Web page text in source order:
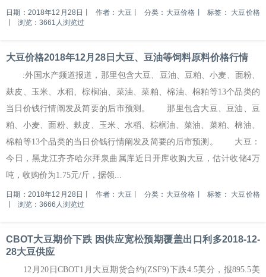
日期：2018年12月28日 作者：大豆 分类：大豆价格 标签： 大豆价格
浏览：3661人浏览过
大豆价格2018年12月28日大豆、豆油等饲料原料价格行情
:外国水产频道报道，那里包含大豆、豆油、豆粕、小麦、面粉、
麸皮、玉米、水稻、棕榈油、菜油、菜粕、棉油、棉粕等13个品类的
当日价钱行情阐发及简要的后市预测。 那里包含大豆、豆油、豆
粕、小麦、面粉、麸皮、玉米、水稻、棕榈油、菜油、菜粕、棉油、
棉粕等13个品类的当日价钱行情阐发及简要的后市预测。 大豆：
今日，黑龙江齐齐哈尔拜泉曲属库近日开库收购大豆，估计收储4万
吨，收购价为1.75元/斤，据领...
日期：2018年12月28日 作者：大豆 分类：大豆价格 标签： 大豆价格
浏览：3666人浏览过
CBOT大豆期价下跌 因供应宽松预期覆盖出口利多2018-12-
28大豆供应
12月20日CBOT1月大豆期货合约(ZSF9)下跌4.5美分，报895.5美